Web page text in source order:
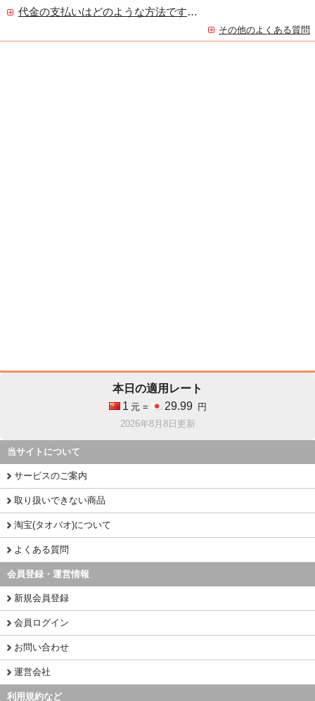
代金の支払いはどのような方法ですか？
その他のよくある質問
本日の適用レート
1 元 = 29.99
円
2026年8月8日更新
当サイトについて
サービスのご案内
取り扱いできない商品
淘宝(タオバオ)について
よくある質問
会員登録・運営情報
新規会員登録
会員ログイン
お問い合わせ
運営会社
利用規約など